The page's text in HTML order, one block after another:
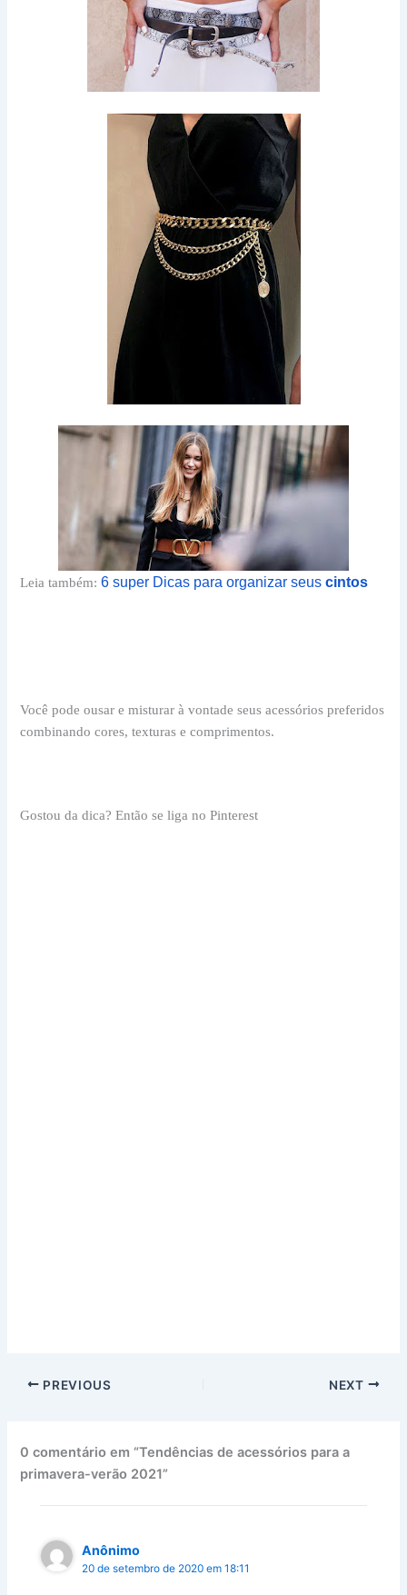
Leia também:6 super Dicas para organizar seuscintos
Você pode ousar e misturar à vontade seus acessórios preferidos
combinando cores, texturas e comprimentos.
Gostou da dica? Então se liga no Pinterest
PREVIOUS NEXT
0 comentário em “Tendências de acessórios para a
primavera-verão 2021”
Anônimo
20 de setembro de 2020 em 18:11